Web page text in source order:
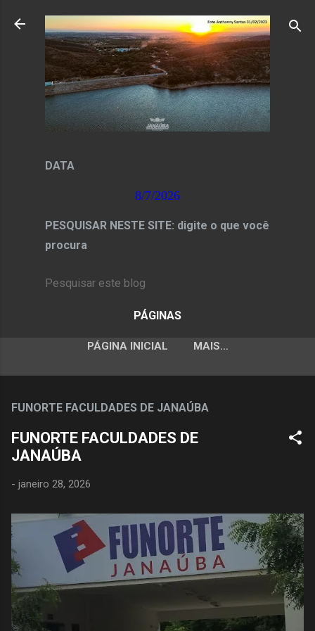
Pular para o conteúdo principal
DATA
8/7/2026
PESQUISAR NESTE SITE: digite o que você
procura
PÁGINAS
PÁGINA INICIAL MAIS…
FUNORTE FACULDADES DE JANAÚBA
FUNORTE FACULDADES DE
JANAÚBA
- janeiro 28, 2026